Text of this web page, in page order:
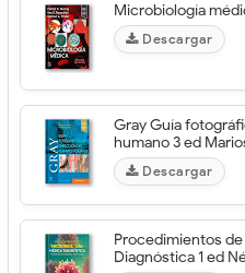
Microbiología
Descargar
Gray Guía
humano
Descargar
Procedimientos
Diagnóstica 1 ed